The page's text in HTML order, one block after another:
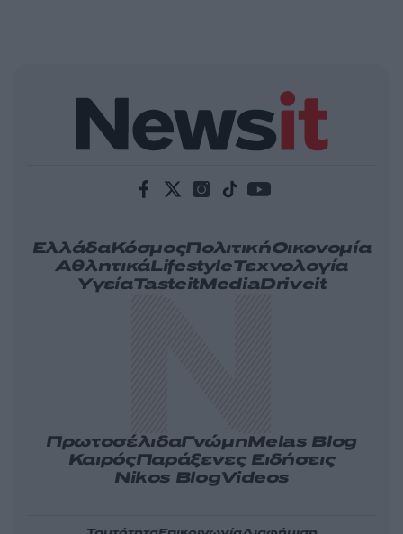
ΕλλάδαΚόσμοςΠολιτικήΟικονομία
ΑθλητικάLifestyleΤεχνολογία
ΥγείαTasteitMediaDriveit
ΠρωτοσέλιδαΓνώμηMelas Blog
ΚαιρόςΠαράξενες Ειδήσεις
Nikos BlogVideos